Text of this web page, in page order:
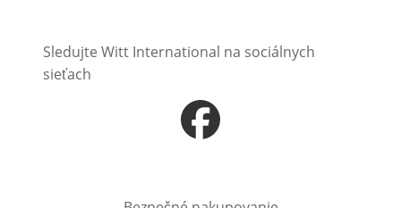
Sledujte Witt International na sociálnych
sieťach
Otvorí sa vnovom okne